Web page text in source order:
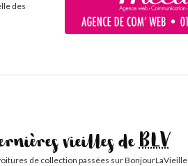
des
vieilles deBLV
de collection passées sur BonjourLaVieille